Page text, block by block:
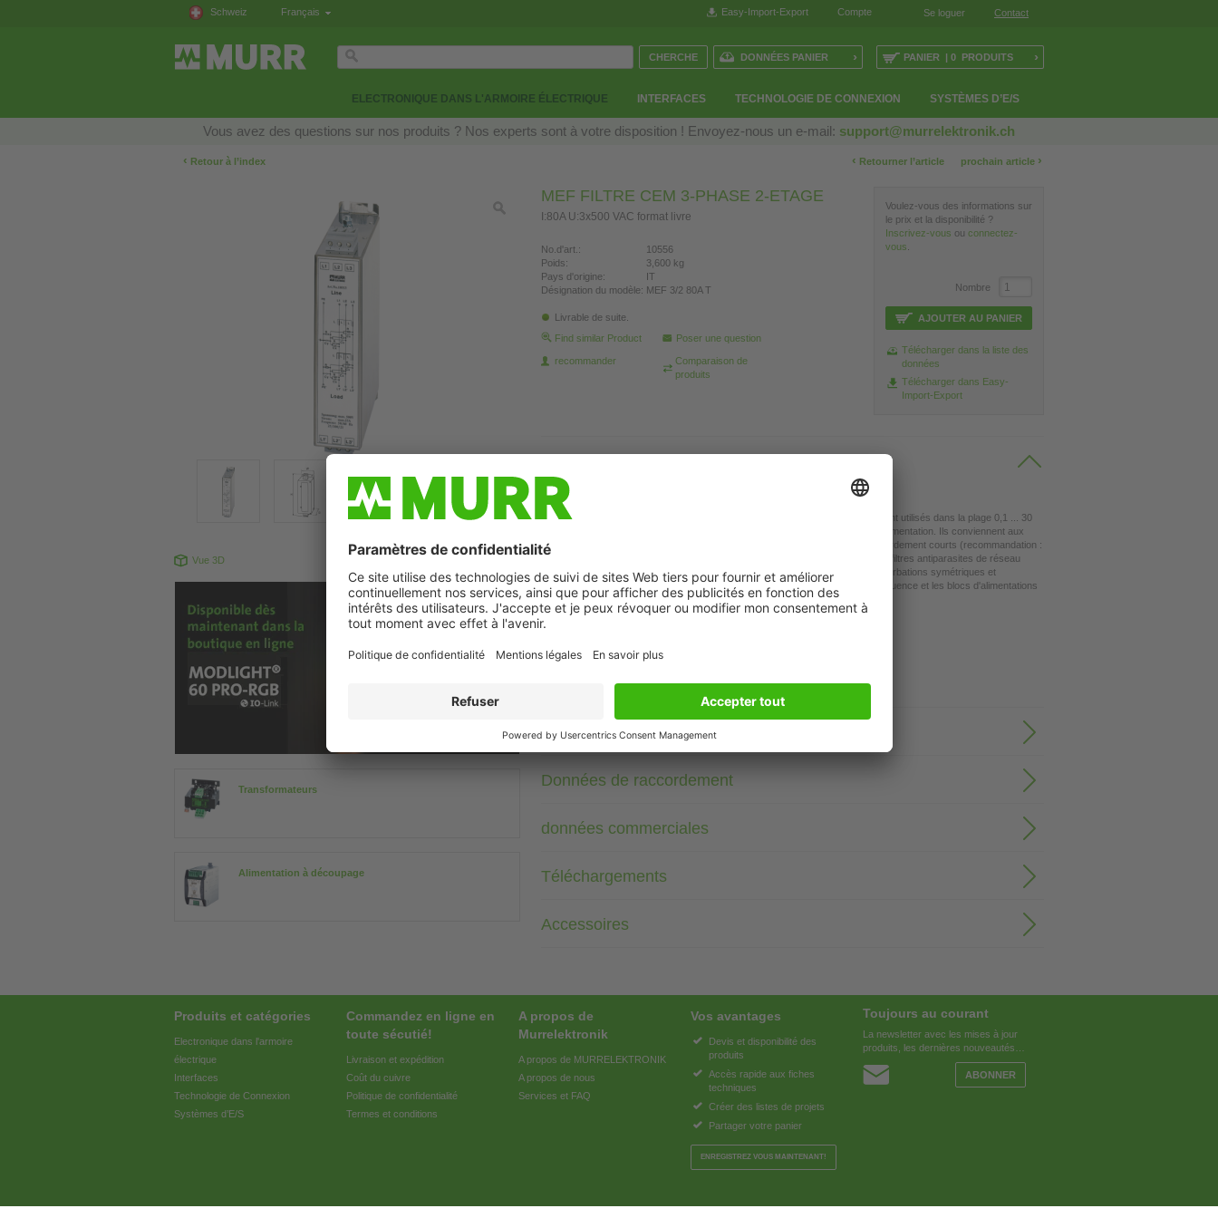
Schweiz Français Se loguer Contact
Compte
Easy-Import-Export
ELECTRONIQUE DANS L'ARMOIRE ÉLECTRIQUE INTERFACES TECHNOLOGIE DE CONNEXION SYSTÈMES D’E/S
PANIER | 0 PRODUITS ›
DONNÉES PANIER ›
Vous avez des questions sur nos produits ? Nos experts sont à votre disposition ! Envoyez-nous un e-mail: support@murrelektronik.ch
‹ Retour à l’index prochain article ›
‹ Retourner l’article
Vue 3D
Transformateurs
Alimentation à découpage
MEF FILTRE CEM 3-PHASE 2-ETAGE
I:80A U:3x500 VAC format livre
No.d'art.:
10556
Poids:
3,600 kg
Pays d'origine:
IT
Désignation du modèle: MEF 3/2 80A T
Livrable de suite.
Find similar Product
Poser une question
recommander
Comparaison de
produits
Voulez-vous des informations sur
le prix et la disponibilité ?
Inscrivez-vous ou connectez-
vous
Nombre
AJOUTER AU PANIER
Télécharger dans la liste des
données
Télécharger dans Easy-
Import-Export
Courant: 80 A
2 niveaux
Les filtres antiparasites de réseau triphasés et à 1 ou 2 niveaux MEF 3/1-3/2 sont utilisés dans la plage 0,1 ... 30
MHz pour supprimer les perturbations conduites sur les lignes de réseau et d'alimentation. Ils conviennent aux
réseaux TN-C. Le meilleur effet de filtrage est obtenu avec des câbles de raccordement courts (recommandation :
raccordement PE < 10 cm) avec des sections aussi grandes que possible. Les filtres antiparasites de réseau
agissent de manière bidirectionnelle (dans les deux sens). Ils réduisent les perturbations symétriques et
asymétriques qui surviennent souvent dans les dans les convertisseurs de fréquence et les blocs d'alimentations
à découpage.
Données techniques
Données de raccordement
données commerciales
Téléchargements
Accessoires
Produits et catégories
Electronique dans l'armoire
électrique
Interfaces
Technologie de Connexion
Systèmes d’E/S
Commandez en ligne en
toute sécutié!
Livraison et expédition
Coût du cuivre
Politique de confidentialité
Termes et conditions
A propos de
Murrelektronik
A propos de MURRELEKTRONIK
A propos de nous
Services et FAQ
Vos avantages
Devis et disponibilité des
produits
Accès rapide aux fiches
techniques
Créer des listes de projets
Partager votre panier
ENREGISTREZ VOUS MAINTENANT!
Toujours au courant
La newsletter avec les mises à jour
produits, les dernières nouveautés…
ABONNER